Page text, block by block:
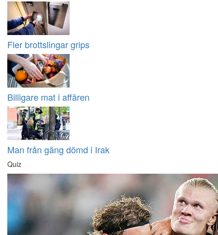
Fler brottslingar grips
Billigare mat i affären
Man från gäng dömd i Irak
Quiz